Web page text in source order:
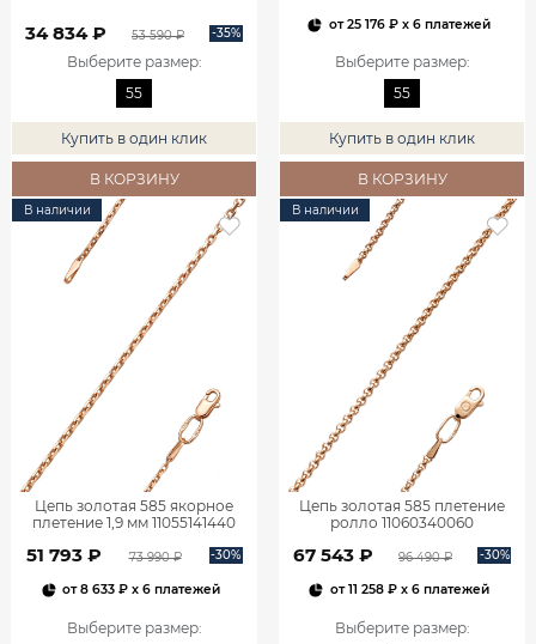
34 834 ₽ 53 590 ₽ -35%
Выберите размер:
55
Купить в один клик
В КОРЗИНУ
от25 176 ₽x 6 платежей
Выберите размер:
55
Купить в один клик
В КОРЗИНУ
В наличии
Цепь золотая 585 якорное
плетение 1,9 мм 11055141440
51 793 ₽ 73 990 ₽ -30%
от8 633 ₽ x 6 платежей
Выберите размер:
В наличии
Цепь золотая 585 плетение
ролло 11060340060
67 543 ₽ 96 490 ₽ -30%
от11 258 ₽x 6 платежей
Выберите размер: